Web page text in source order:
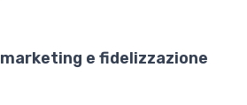
e fidelizzazione